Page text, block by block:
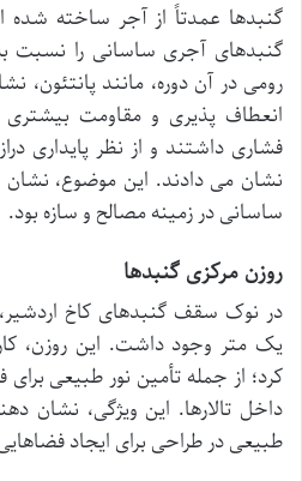
گنبدها عمدتاً از آجر ساخته شده
گنبدهای آجری ساسانی را نسبت
رومی در آن دوره، مانند
انعطاف پذیری و مقاومت
فشاری داشتند و از نظر پایداری
نشان می دادند. این موضوع،
ساسانی در زمینه مصالح و سازه بود.
روزن مرکزی گنبدها
در نوک سقف گنبدهای کاخ اردشیر،
یک متر وجود داشت. این روزن،
کرد؛ از جمله تأمین نور طبیعی
داخل تالارها. این ویژگی، نشان
طبیعی در طراحی برای ایجاد